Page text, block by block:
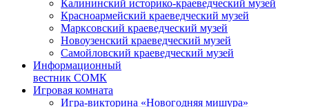
Калининский историко-краеведческий музей
Красноармейский краеведческий музей
Марксовский краеведческий музей
Новоузенский краеведческий музей
Самойловский краеведческий музей
Информационный
вестник СОМК
Игровая комната
Игра-викторина «Новогодняя мишура»